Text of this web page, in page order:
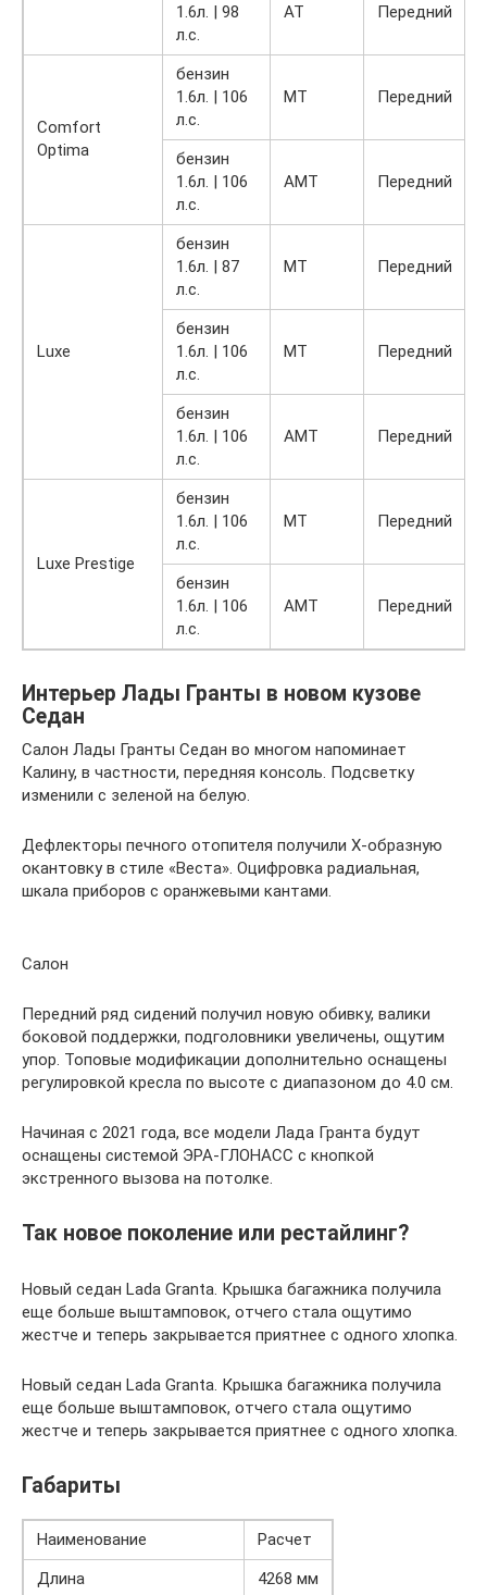
1.6л. | 98
л.с.
AT Передний
Comfort
Optima
бензин
1.6л. | 106
л.с.
MT Передний
бензин
1.6л. | 106
л.с.
AMT Передний
Luxe
бензин
1.6л. | 87
л.с.
MT Передний
бензин
1.6л. | 106
л.с.
MT Передний
бензин
1.6л. | 106
л.с.
AMT Передний
Luxe Prestige
бензин
1.6л. | 106
л.с.
MT Передний
бензин
1.6л. | 106
л.с.
AMT Передний
Интерьер Лады Гранты в новом кузове
Седан
Салон Лады Гранты Седан во многом напоминает
Калину, в частности, передняя консоль. Подсветку
изменили с зеленой на белую.
Дефлекторы печного отопителя получили Х-образную
окантовку в стиле «Веста». Оцифровка радиальная,
шкала приборов с оранжевыми кантами.
Салон
Передний ряд сидений получил новую обивку, валики
боковой поддержки, подголовники увеличены, ощутим
упор. Топовые модификации дополнительно оснащены
регулировкой кресла по высоте с диапазоном до 4.0 см.
Начиная с 2021 года, все модели Лада Гранта будут
оснащены системой ЭРА-ГЛОНАСС с кнопкой
экстренного вызова на потолке.
Так новое поколение или рестайлинг?
Новый седан Lada Granta. Крышка багажника получила
еще больше выштамповок, отчего стала ощутимо
жестче и теперь закрывается приятнее с одного хлопка.
Новый седан Lada Granta. Крышка багажника получила
еще больше выштамповок, отчего стала ощутимо
жестче и теперь закрывается приятнее с одного хлопка.
Габариты
Наименование
Расчет
Длина
4268 мм